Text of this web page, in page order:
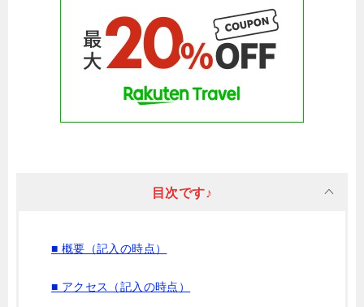
目次です♪
■ 概要（記入の時点）
■ アクセス（記入の時点）